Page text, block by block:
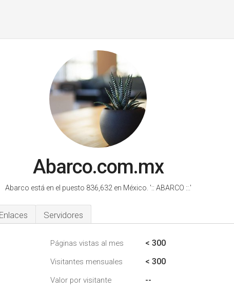
Abarco.com.mx
Abarco está en el puesto 836,632 en México. ':: ABARCO ::.'
Enlaces Servidores
Páginas vistas al mes < 300
Visitantes mensuales < 300
Valor por visitante --